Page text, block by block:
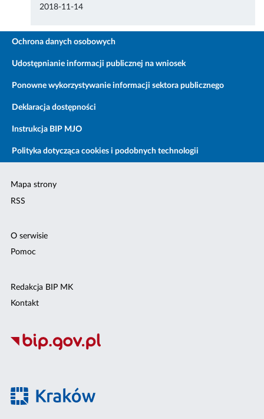
2018-11-14
Ochrona danych osobowych
Udostępnianie informacji publicznej na wniosek
Ponowne wykorzystywanie informacji sektora publicznego
Deklaracja dostępności
Instrukcja BIP MJO
Polityka dotycząca cookies i podobnych technologii
Mapa strony
RSS
O serwisie
Pomoc
Redakcja BIP MK
Kontakt